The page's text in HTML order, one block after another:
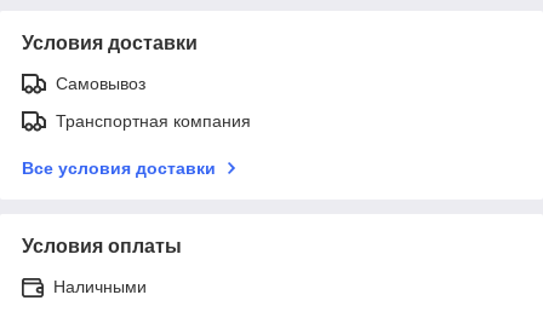
Условия доставки
Самовывоз
Транспортная компания
Все условия доставки
Условия оплаты
Наличными